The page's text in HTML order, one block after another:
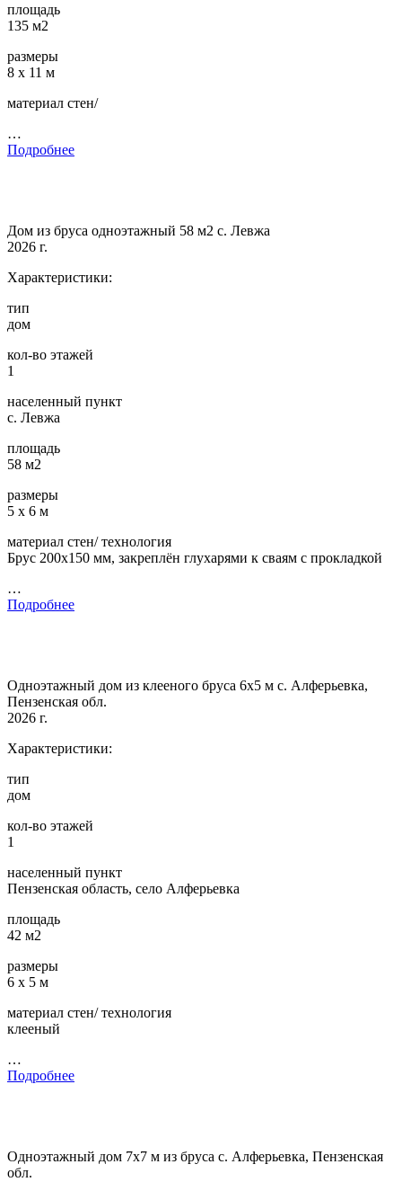
площадь
135 м2
размеры
8 х 11 м
материал стен/
…
Подробнее
Дом из бруса одноэтажный 58 м2 с. Левжа
2026 г.
Характеристики:
тип
дом
кол-во этажей
1
населенный пункт
с. Левжа
площадь
58 м2
размеры
5 х 6 м
материал стен/ технология
Брус 200х150 мм, закреплён глухарями к сваям с прокладкой
…
Подробнее
Одноэтажный дом из клееного бруса 6х5 м с. Алферьевка,
Пензенская обл.
2026 г.
Характеристики:
тип
дом
кол-во этажей
1
населенный пункт
Пензенская область, село Алферьевка
площадь
42 м2
размеры
6 х 5 м
материал стен/ технология
клееный
…
Подробнее
Одноэтажный дом 7х7 м из бруса с. Алферьевка, Пензенская
обл.